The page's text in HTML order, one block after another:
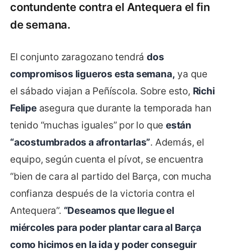
contundente contra el Antequera el fin
de semana.
El conjunto zaragozano tendrá dos
compromisos ligueros esta semana, ya que
el sábado viajan a Peñíscola. Sobre esto, Richi
Felipeasegura que durante la temporada han
tenido “muchas iguales” por lo que están
“acostumbrados a afrontarlas”. Además, el
equipo, según cuenta el pívot, se encuentra
“bien de cara al partido del Barça, con mucha
confianza después de la victoria contra el
Antequera”. “Deseamos que llegue el
miércoles para poder plantar cara al Barça
como hicimos en la ida y poder conseguir